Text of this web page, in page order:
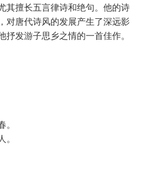
其擅长五言律诗和绝句。他的诗
对唐代诗风的发展产生了深远影
发游子思乡之情的一首佳作。